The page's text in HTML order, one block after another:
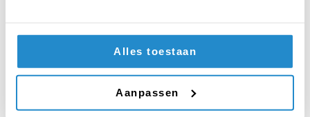
Alles toestaan
Aanpassen
Als je liever belt, kan dat natuurlijk ook! We zijn